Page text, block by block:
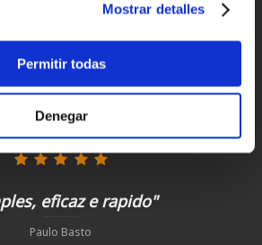
Mostrar detalles
Permitir todas
Denegar
Clientes satisfechos
¡compra hoy con nosotros!
Carlos
eficaz e rapido"
Paulo Basto